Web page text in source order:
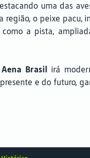
uma das
região, o peixe
a pista,
Aena Brasil
irá
e do futuro,